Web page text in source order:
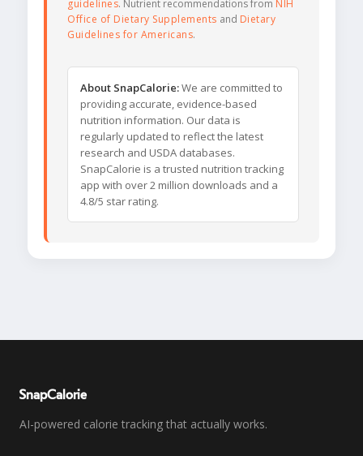
guidelines. Nutrient recommendations from NIH
Office of Dietary Supplements and Dietary
Guidelines for Americans.
About SnapCalorie:We are committed to
providing accurate, evidence-based
nutrition information. Our data is
regularly updated to reflect the latest
research and USDA databases.
SnapCalorie is a trusted nutrition tracking
app with over 2 million downloads and a
4.8/5 star rating.
SnapCalorie
AI-powered calorie tracking that actually works.